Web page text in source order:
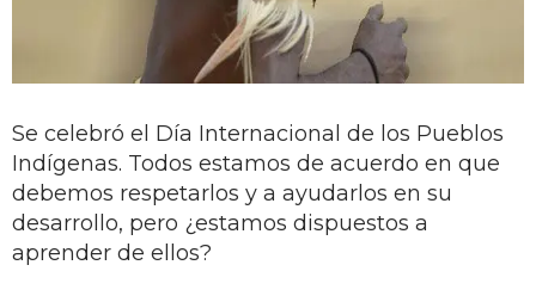
Se celebró el Día Internacional de los Pueblos
Indígenas. Todos estamos de acuerdo en que
debemos respetarlos y a ayudarlos en su
desarrollo, pero ¿estamos dispuestos a
aprender de ellos?